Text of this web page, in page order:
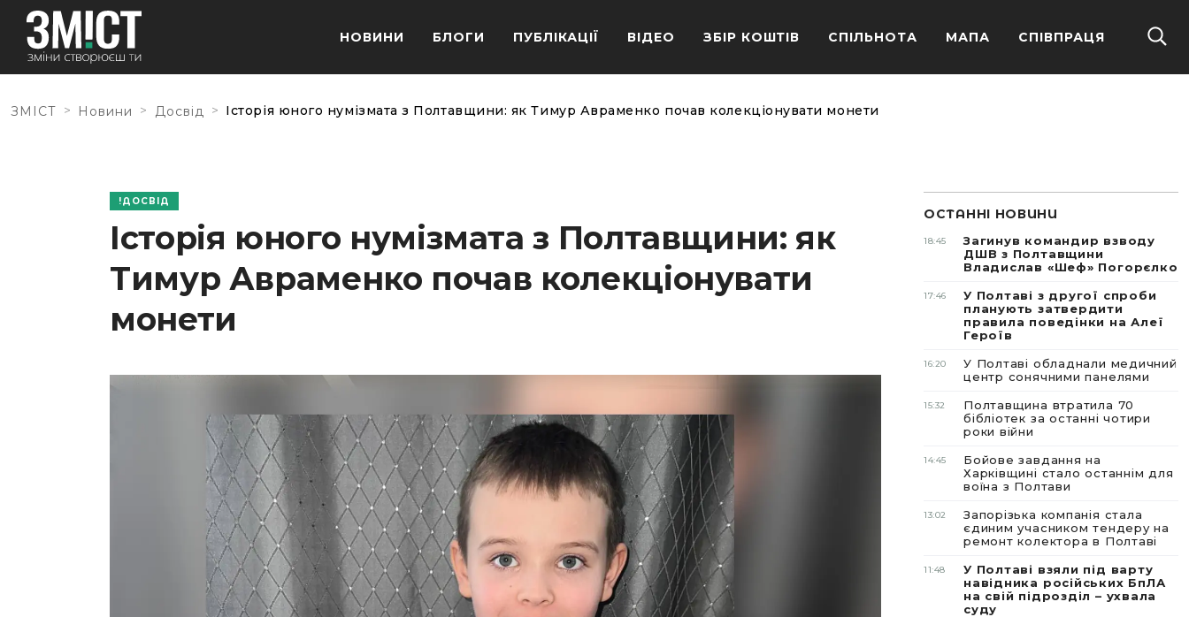
НОВИНИ БЛОГИ ПУБЛІКАЦІЇ ВІДЕО ЗБІР КОШТІВ СПІЛЬНОТА МАПА СПІВПРАЦЯ
ЗМІСТ > Новини > Досвід > Історія юного нумізмата з Полтавщини: як Тимур Авраменко почав колекціонувати монети
ДОСВІД
Історія юного нумізмата з Полтавщини: як
Тимур Авраменко почав колекціонувати
монети
ОСТАННІ НОВИНИ
18:45
Загинув командир взводу
ДШВ з Полтавщини
Владислав «Шеф» Погорєлко
17:46
У Полтаві з другої спроби
планують затвердити
правила поведінки на Алеї
Героїв
16:20
У Полтаві обладнали медичний
центр сонячними панелями
15:32
Полтавщина втратила 70
бібліотек за останні чотири
роки війни
14:45
Бойове завдання на
Харківщині стало останнім для
воїна з Полтави
13:02
Запорізька компанія стала
єдиним учасником тендеру на
ремонт колектора в Полтаві
11:48
У Полтаві взяли під варту
навідника російських БпЛА
на свій підрозділ – ухвала
суду